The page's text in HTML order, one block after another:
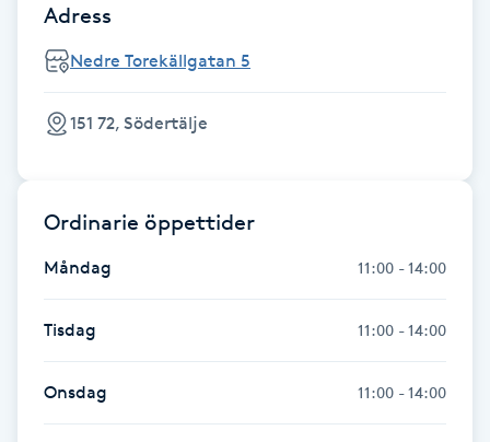
IPL hårborttagning
IR-massage
J
Japansk massage
Adress
Nedre Torekällgatan 5
151 72, Södertälje
Ordinarie öppettider
Måndag 11:00 - 14:00
Tisdag 11:00 - 14:00
Onsdag 11:00 - 14:00